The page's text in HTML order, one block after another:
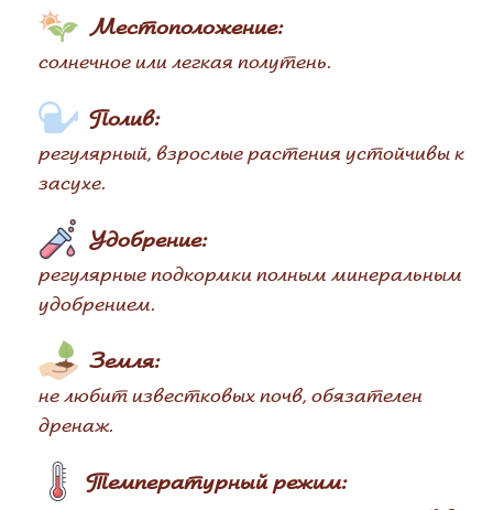
Местоположение:
солнечное или легкая полутень.
Полив:
регулярный, взрослые растения устойчивы к
засухе.
Удобрение:
регулярные подкормки полным минеральным
удобрением.
Земля:
не любит известковых почв, обязателен
дренаж.
Температурный режим: